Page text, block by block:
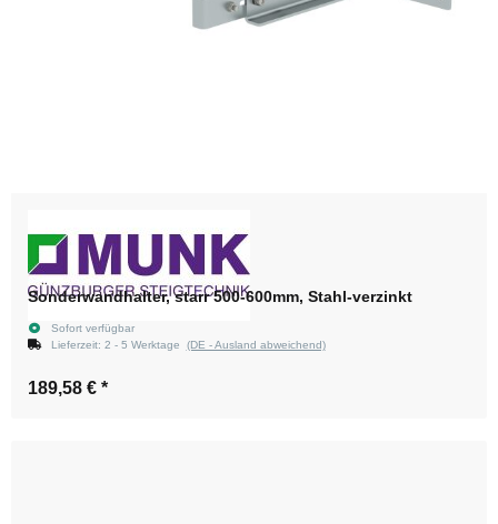
Sonderwandhalter, starr 500-600mm, Stahl-verzinkt
Sofort verfügbar
Lieferzeit: 2 - 5 Werktage (DE - Ausland abweichend)
189,58 € *